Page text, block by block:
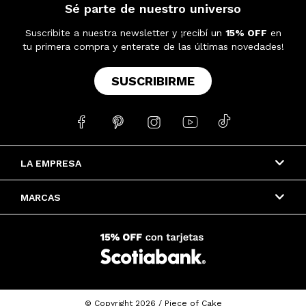
LA EMPRESA
MARCAS
Sé parte de nuestro universo
Suscribite a nuestra newsletter y ¡recibí un 15% OFF en
tu primera compra y enterate de las últimas novedades!
SUSCRIBIRME
    
© Copyright 2026 / Piece of Cake